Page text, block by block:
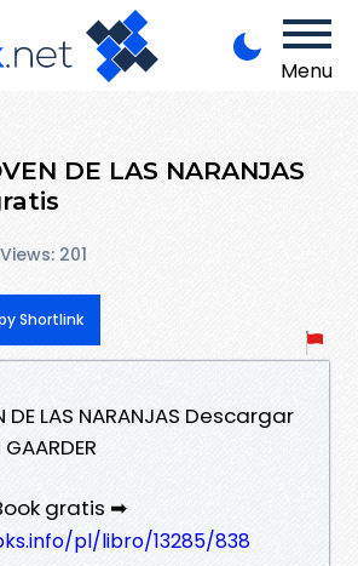
Menu
DE LAS NARANJAS
Views: 201
Shortlink
DE LAS NARANJAS Descargar
gratis ➡
pl/libro/13285/838